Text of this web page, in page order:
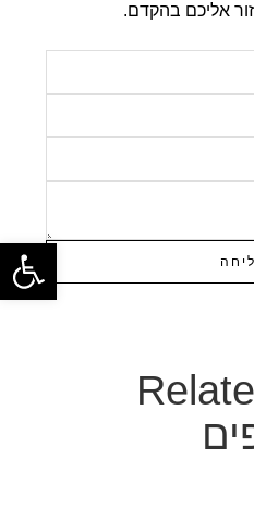
אליכם בהקדם.